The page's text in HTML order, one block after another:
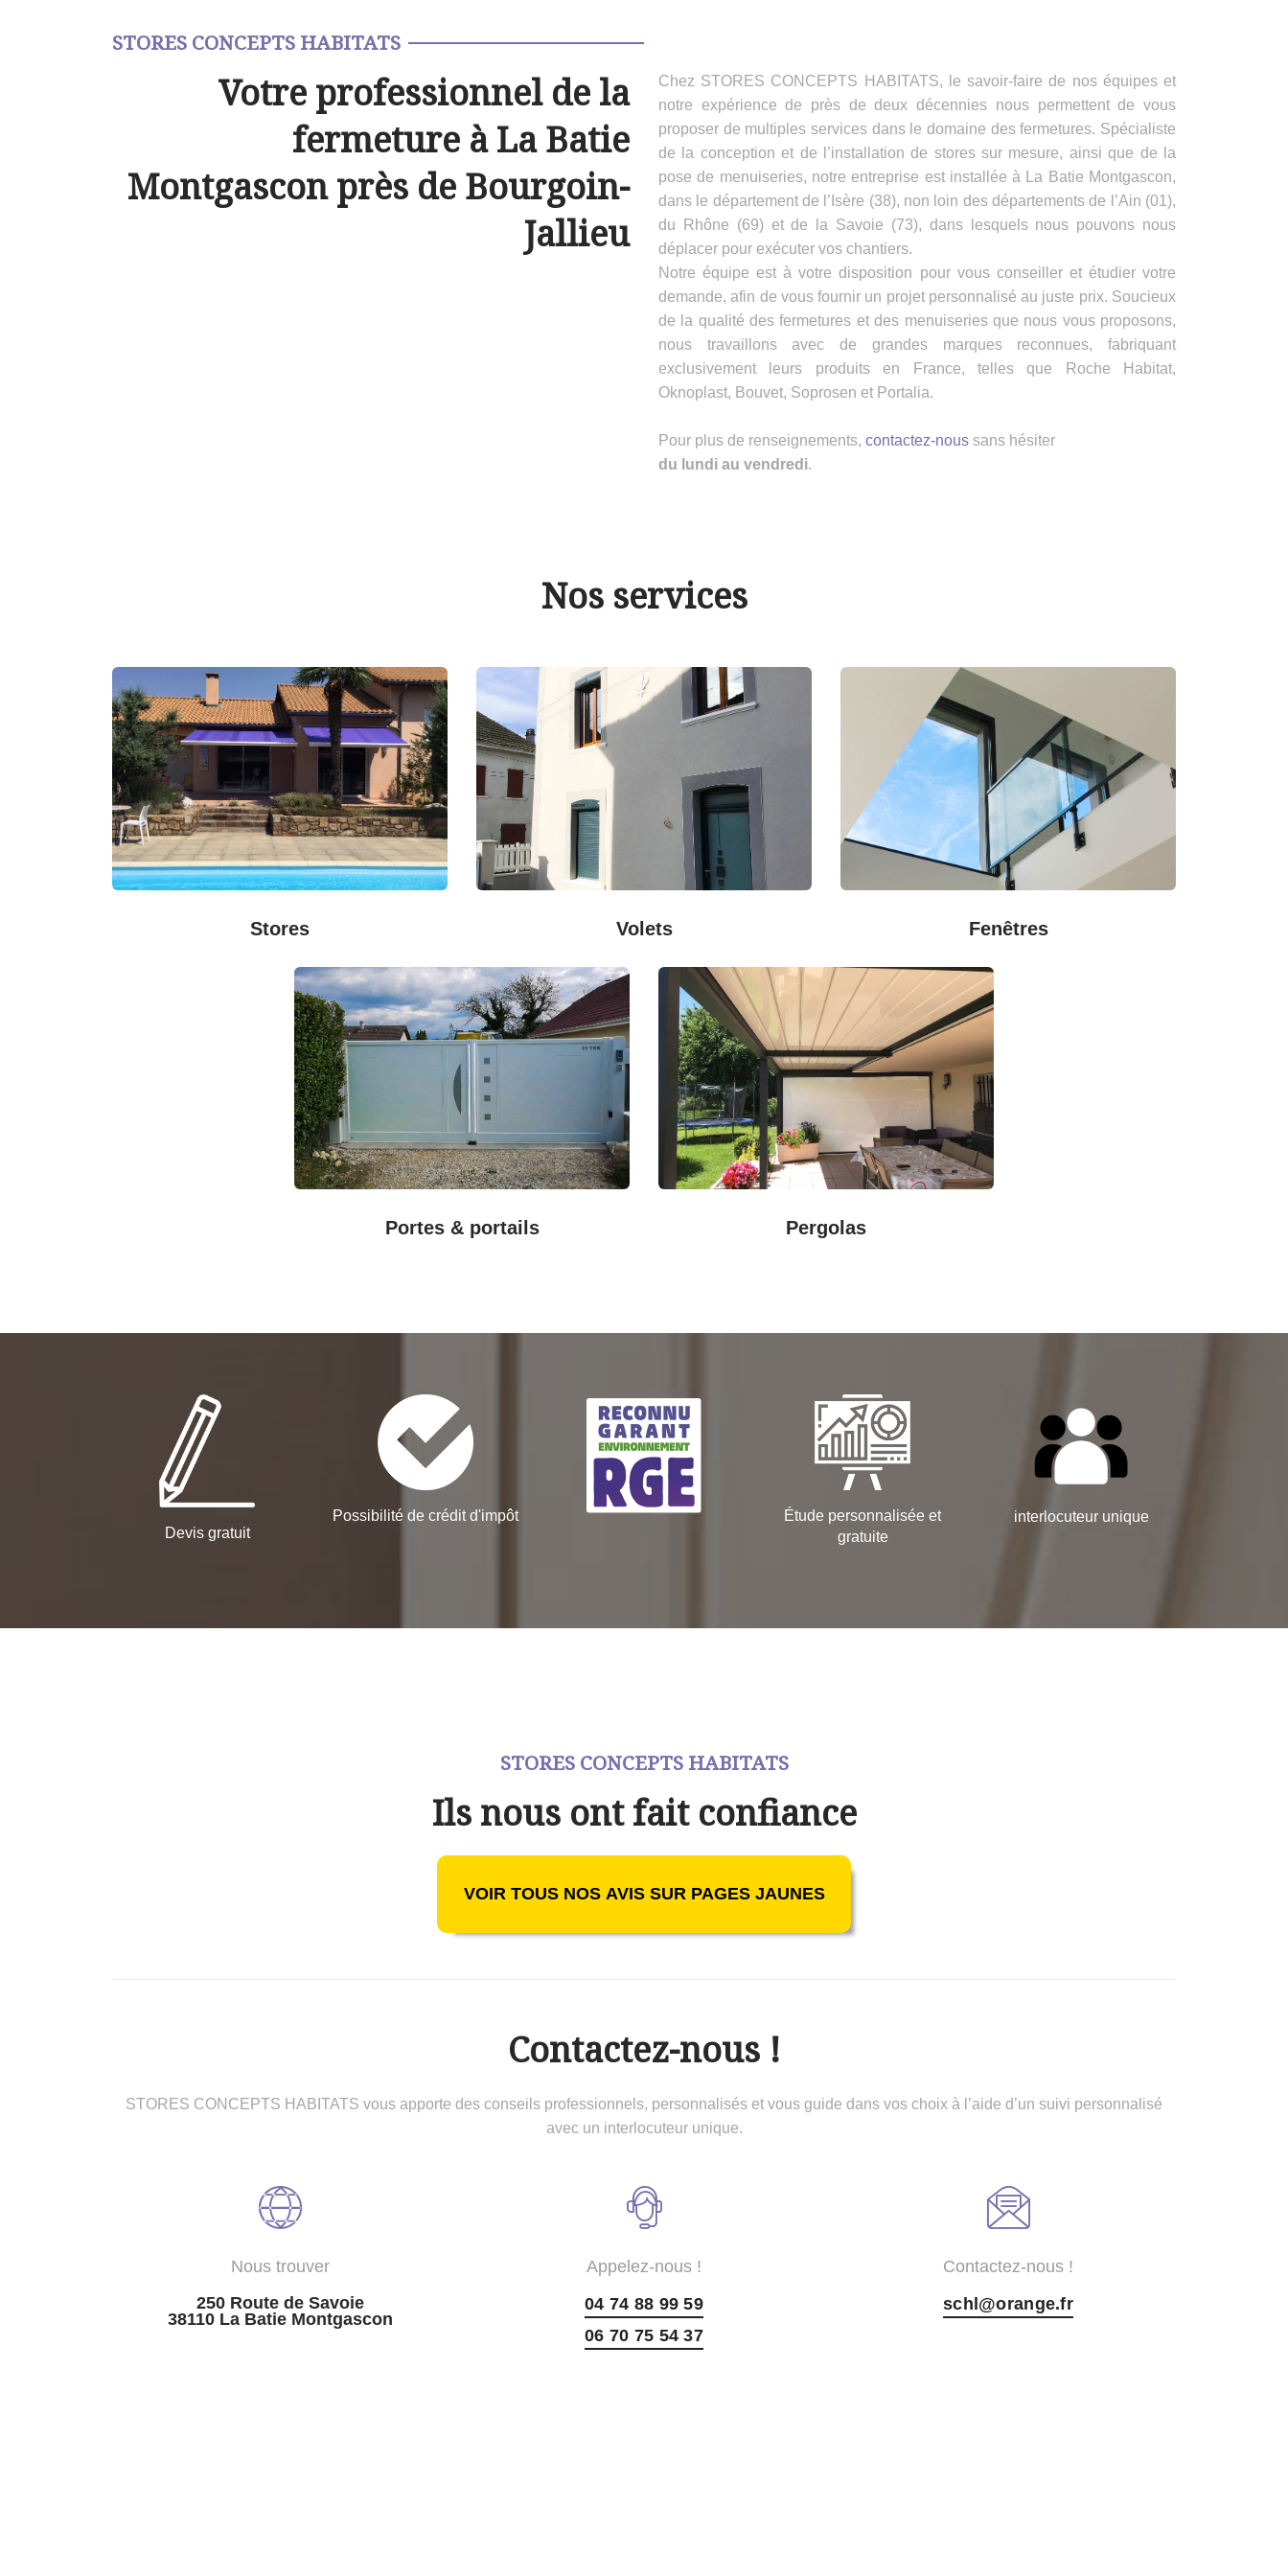
STORES CONCEPTS HABITATS
Votre professionnel de la
fermeture à La Batie
Montgascon près de Bourgoin-
Jallieu
Chez STORES CONCEPTS HABITATS, le savoir-faire de nos équipes et
notre expérience de près de deux décennies nous permettent de vous
proposer de multiples services dans le domaine des fermetures. Spécialiste
de la conception et de l’installation de stores sur mesure, ainsi que de la
pose de menuiseries, notre entreprise est installée à La Batie Montgascon,
dans le département de l’Isère (38), non loin des départements de l’Ain (01),
du Rhône (69) et de la Savoie (73), dans lesquels nous pouvons nous
déplacer pour exécuter vos chantiers.
Notre équipe est à votre disposition pour vous conseiller et étudier votre
demande, afin de vous fournir un projet personnalisé au juste prix. Soucieux
de la qualité des fermetures et des menuiseries que nous vous proposons,
nous travaillons avec de grandes marques reconnues, fabriquant
exclusivement leurs produits en France, telles que Roche Habitat,
Oknoplast, Bouvet, Soprosen et Portalia.
Pour plus de renseignements, contactez-nous sans hésiter
du lundi au vendredi.
Nos services
Stores Volets Fenêtres
Portes & portails Pergolas
Devis gratuit
Possibilité de crédit d'impôt
Étude personnalisée et
gratuite
interlocuteur unique
STORES CONCEPTS HABITATS
Ils nous ont fait confiance
VOIR TOUS NOS AVIS SUR PAGES JAUNES
Contactez-nous !
STORES CONCEPTS HABITATS vous apporte des conseils professionnels, personnalisés et vous guide dans vos choix à l’aide d’un suivi personnalisé
avec un interlocuteur unique.
Nous trouver
250 Route de Savoie
38110 La Batie Montgascon
Appelez-nous !
04 74 88 99 59
06 70 75 54 37
Contactez-nous !
schl@orange.fr